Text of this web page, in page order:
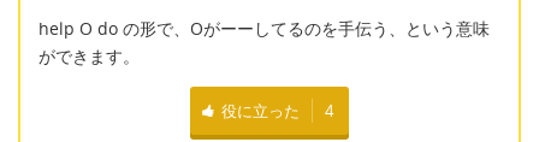
help O do の形で、Oがーーしてるのを手伝う、という意味
ができます。
役に立った 4